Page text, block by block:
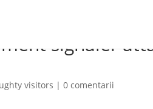
signaler
visitors |0 comentarii